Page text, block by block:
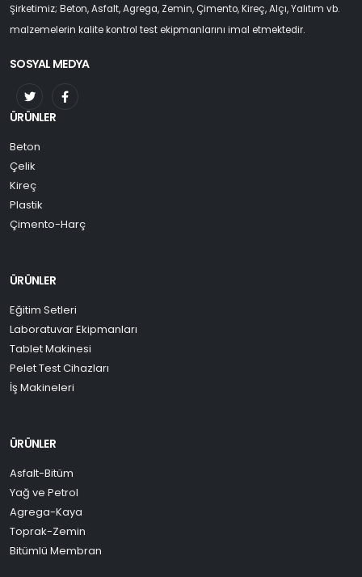
Şirketimiz; Beton, Asfalt, Agrega, Zemin, Çimento, Kireç, Alçı, Yalıtım vb.
malzemelerin kalite kontrol test ekipmanlarını imal etmektedir.
SOSYAL MEDYA
ÜRÜNLER
Beton
Çelik
Kireç
Plastik
Çimento-Harç
ÜRÜNLER
Eğitim Setleri
Laboratuvar Ekipmanları
Tablet Makinesi
Pelet Test Cihazları
İş Makineleri
ÜRÜNLER
Asfalt-Bitüm
Yağ ve Petrol
Agrega-Kaya
Toprak-Zemin
Bitümlü Membran